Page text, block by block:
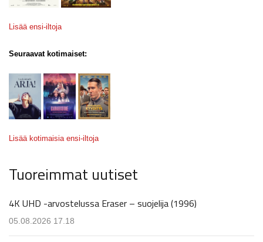
Lisää ensi-iltoja
Seuraavat kotimaiset:
Lisää kotimaisia ensi-iltoja
Tuoreimmat uutiset
4K UHD -arvostelussa Eraser – suojelija (1996)
05.08.2026 17.18